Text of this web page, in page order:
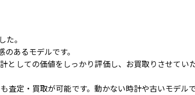
。
あるモデルです。
としての価値をしっかり評価し、お買取りさせてい
査定・買取が可能です。動かない時計や古いモデル